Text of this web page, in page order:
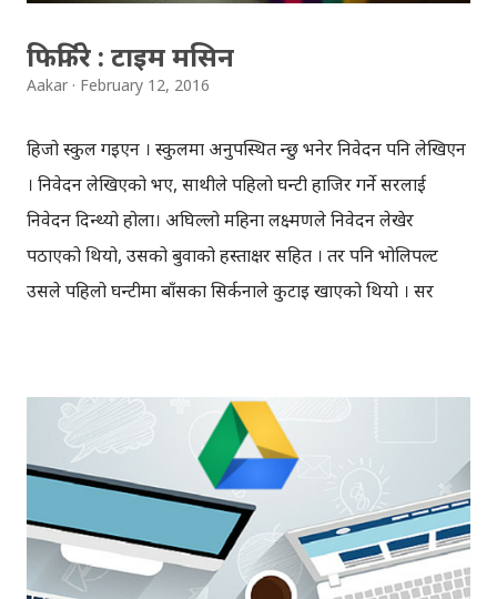
फिर्फिरे : टाइम मसिन
Aakar February 12, 2016
हिजो स्कुल गइएन । स्कुलमा अनुपस्थित हुन्छु भनेर निवेदन पनि लेखिएन
। निवेदन लेखिएको भए, साथीले पहिलो घन्टी हाजिर गर्ने सरलाई
निवेदन दिन्थ्यो होला। अघिल्लो महिना लक्ष्मणले निवेदन लेखेर
पठाएको थियो, उसको बुवाको हस्ताक्षर सहित । तर पनि भोलिपल्ट
उसले पहिलो घन्टीमा बाँसका सिर्कनाले कुटाइ खाएको थियो । सर
भनेर, उसले पिटाइ खाएको थियो । भोलिपल्ट लक्ष्मणले आफ्नु बुवालाई
स्कुलमा लिएर आयो, मैले हस्ताक्षर गरेर पठाउँदा पनि मेरो छोरालाई
कुट्ने भनेर नरेश काकाले सरहरुलाई गाली गरेपछि, सुरेश सरले केही
दिनका लागि कसैलाई कुनै कार्वाही गरेनन् । तर दोस्रो, तेस्रो हप्ता देखि नै
नभनी बिदा बस्ने, निवेदन नपठाउनेहरु, अनि फर्जी हस्ताक्षर गराउने
विद्यार्थीहरुले कुटाइ खान थालेका थिए । आज पालो मेरो थियो, कुटाइ